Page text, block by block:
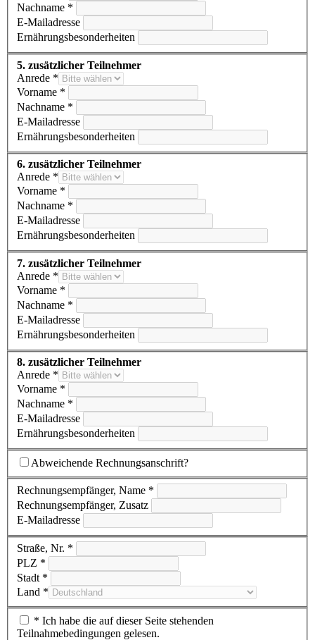
Nachname *
E-Mailadresse
Ernährungsbesonderheiten
5. zusätzlicher Teilnehmer
Anrede *
Vorname *
Nachname *
E-Mailadresse
Ernährungsbesonderheiten
6. zusätzlicher Teilnehmer
Anrede *
Vorname *
Nachname *
E-Mailadresse
Ernährungsbesonderheiten
7. zusätzlicher Teilnehmer
Anrede *
Vorname *
Nachname *
E-Mailadresse
Ernährungsbesonderheiten
8. zusätzlicher Teilnehmer
Anrede *
Vorname *
Nachname *
E-Mailadresse
Ernährungsbesonderheiten
Abweichende Rechnungsanschrift?
Rechnungsempfänger, Name *
Rechnungsempfänger, Zusatz
E-Mailadresse
Straße, Nr. *
PLZ *
Stadt *
Land *
* Ich habe die auf dieser Seite stehenden
Teilnahmebedingungen gelesen.